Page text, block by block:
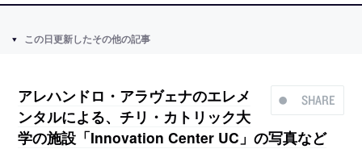
この日更新したその他の記事
SHARE
アレハンドロ・アラヴェナのエレメ
ンタルによる、チリ・カトリック大
学の施設「Innovation Center UC」の写真など